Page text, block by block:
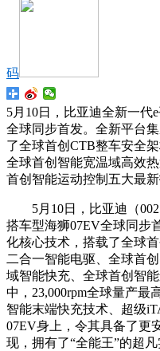
码
5月10日，比亚迪全新一代
全球同步首发。全新平台
了全球首创CTB整车安全
全球首创智能宽温域高效
首创智能运动控制五大最新
5月10日，比亚迪（
搭车型海狮07EV全球同步
化核心技术，搭载了全球
二合一智能电驱、全球首
域智能快充、全球首创智
中，23,000rpm全球量产最
智能末端快充技术、超级
07EV身上，令其具备了更
现，拥有了“全能王”的超凡